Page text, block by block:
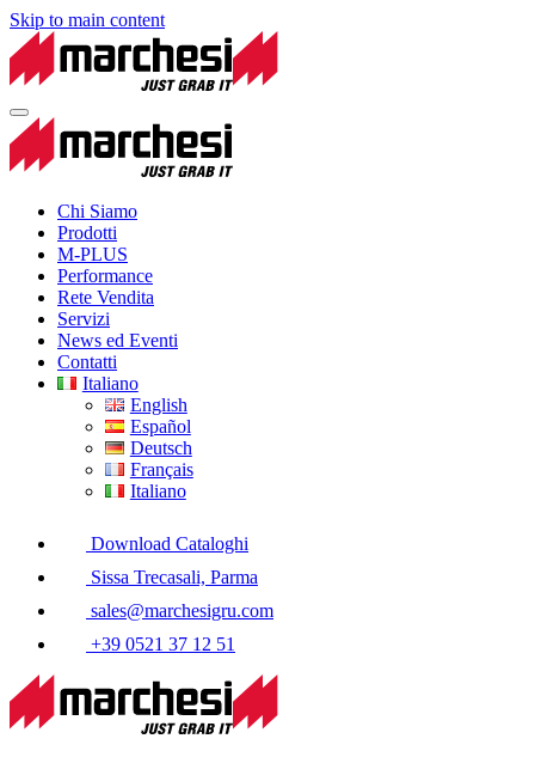
Skip to main content
Chi Siamo
Prodotti
M-PLUS
Performance
Rete Vendita
Servizi
News ed Eventi
Contatti
Italiano
English
Español
Deutsch
Français
Italiano
Download Cataloghi
Sissa Trecasali, Parma
sales@marchesigru.com
+39 0521 37 12 51